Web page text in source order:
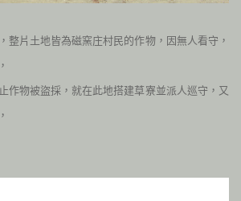
整片土地皆為磁窯庄村民的作物， 因無人看守，
作物被盜採，就在此地搭建草寮並派人巡守，又